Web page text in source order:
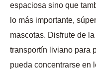
espaciosa sino que
lo más importante,
mascotas. Disfrute de
transportín liviano para
pueda concentrarse en